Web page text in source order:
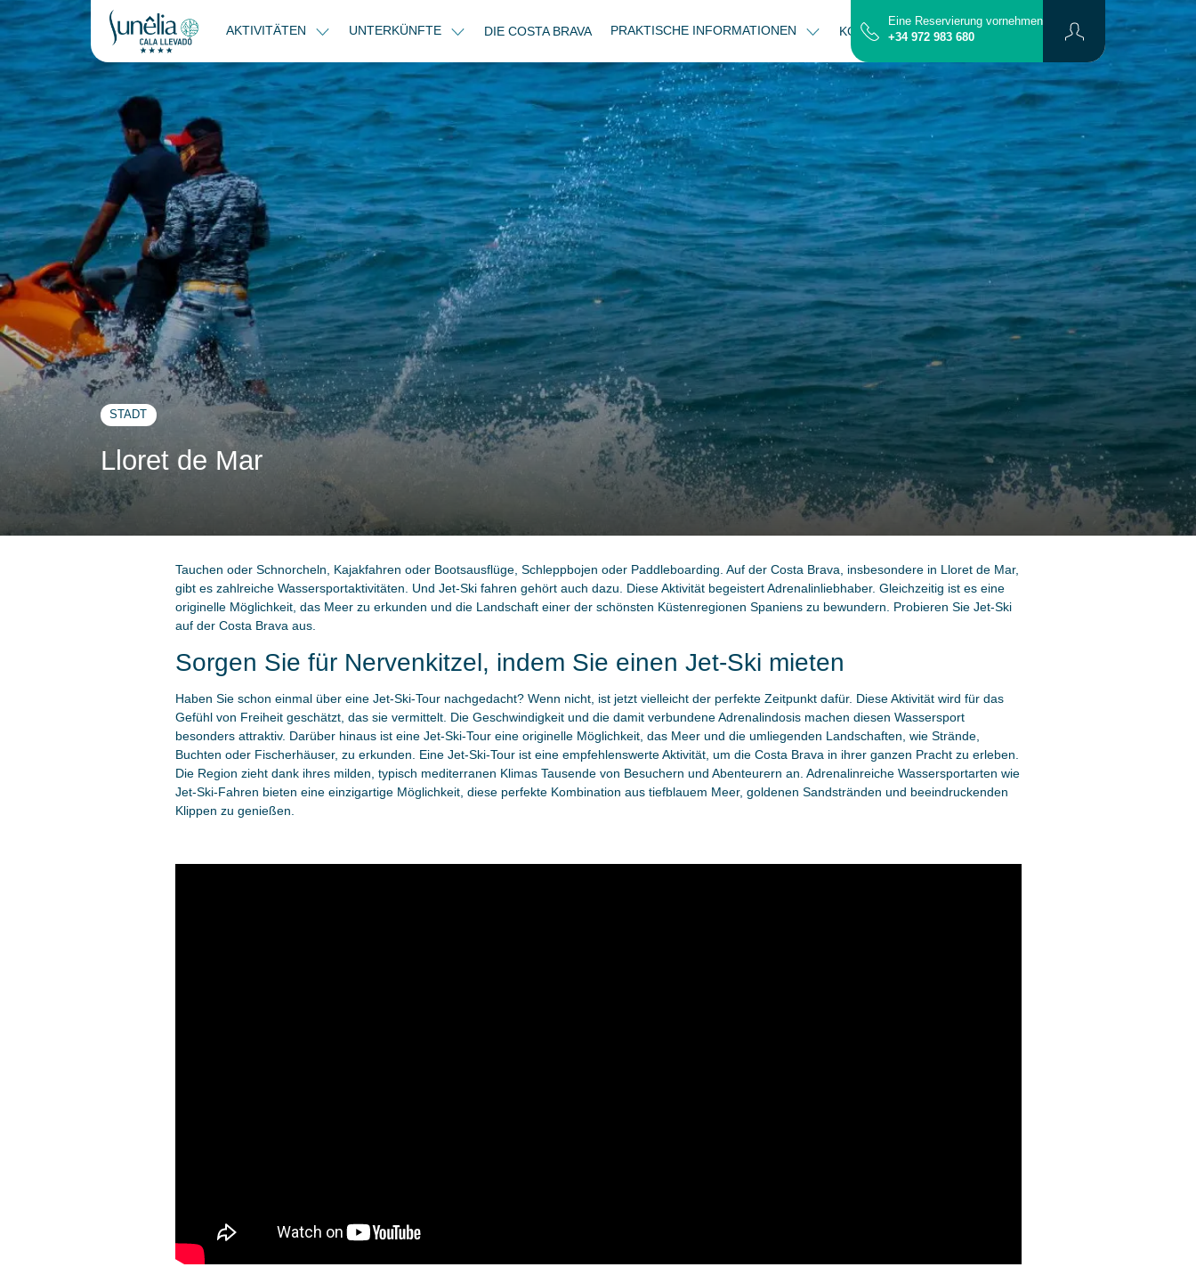
AKTIVITÄTEN UNTERKÜNFTE DIE COSTA BRAVA PRAKTISCHE INFORMATIONEN KONTAKT PLAN
Eine Reservierung vornehmen
+34 972 983 680
STADT
Lloret de Mar
Tauchen oder Schnorcheln, Kajakfahren oder Bootsausflüge, Schleppbojen oder Paddleboarding. Auf der Costa Brava, insbesondere in Lloret de Mar,
gibt es zahlreiche Wassersportaktivitäten. Und Jet-Ski fahren gehört auch dazu. Diese Aktivität begeistert Adrenalinliebhaber. Gleichzeitig ist es eine
originelle Möglichkeit, das Meer zu erkunden und die Landschaft einer der schönsten Küstenregionen Spaniens zu bewundern. Probieren Sie Jet-Ski
auf der Costa Brava aus.
Sorgen Sie für Nervenkitzel, indem Sie einen Jet-Ski mieten
Haben Sie schon einmal über eine Jet-Ski-Tour nachgedacht? Wenn nicht, ist jetzt vielleicht der perfekte Zeitpunkt dafür. Diese Aktivität wird für das
Gefühl von Freiheit geschätzt, das sie vermittelt. Die Geschwindigkeit und die damit verbundene Adrenalindosis machen diesen Wassersport
besonders attraktiv. Darüber hinaus ist eine Jet-Ski-Tour eine originelle Möglichkeit, das Meer und die umliegenden Landschaften, wie Strände,
Buchten oder Fischerhäuser, zu erkunden. Eine Jet-Ski-Tour ist eine empfehlenswerte Aktivität, um die Costa Brava in ihrer ganzen Pracht zu erleben.
Die Region zieht dank ihres milden, typisch mediterranen Klimas Tausende von Besuchern und Abenteurern an. Adrenalinreiche Wassersportarten wie
Jet-Ski-Fahren bieten eine einzigartige Möglichkeit, diese perfekte Kombination aus tiefblauem Meer, goldenen Sandstränden und beeindruckenden
Klippen zu genießen.